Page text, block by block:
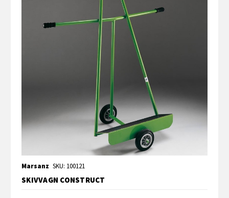
Marsanz SKU: 100121
SKIVVAGN CONSTRUCT